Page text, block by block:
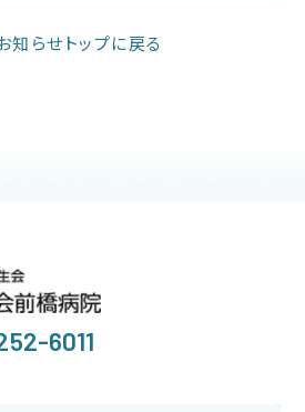
知らせトップに戻る
6011